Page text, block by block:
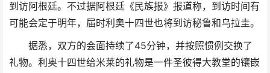
到访阿根廷。不过据阿根廷《民族报》报道称，到访时间有
可能会定于明年，届时利奥十四世也将到访秘鲁和乌拉圭。
据悉，双方的会面持续了45分钟，并按照惯例交换了
礼物。利奥十四世给米莱的礼物是一件圣彼得大教堂的镶嵌